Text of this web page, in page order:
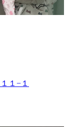
１−１